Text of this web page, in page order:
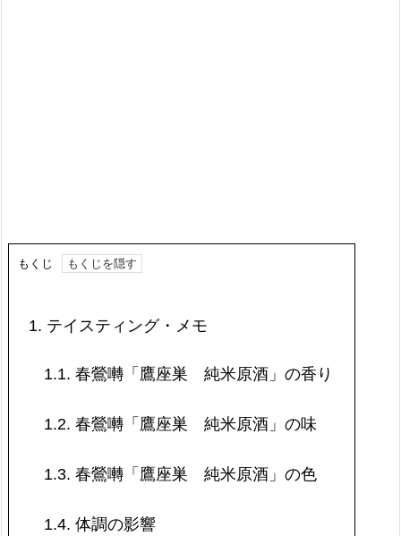
もくじ
1. テイスティング・メモ
1.1. 春鶯囀「鷹座巣 純米原酒」の香り
1.2. 春鶯囀「鷹座巣 純米原酒」の味
1.3. 春鶯囀「鷹座巣 純米原酒」の色
1.4. 体調の影響